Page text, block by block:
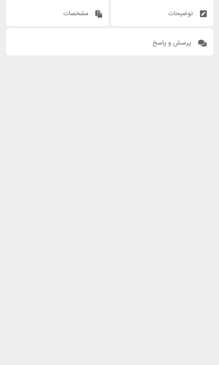
توضیحات مشخصات
پرسش و پاسخ